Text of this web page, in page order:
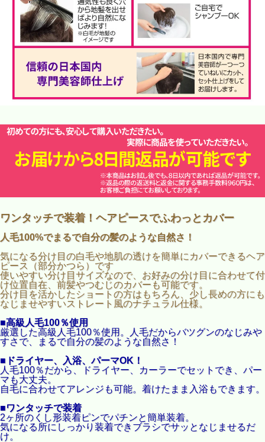
ワンタッチで装着！ヘアピースでふわっとカバー
人毛100%でまるで自分の髪のような自然さ！
気になる分け目の白毛や地肌の透けを簡単にカバーできるヘア
ピース（部分かつら）です
使いやすい分け目サイズなので、お好みの分け目に合わせて付
け位置自在、前髪やつむじのカバーも可能です。
分け目を活かしたショートの方はもちろん、少し長めの方にも
なじませやすいストレート風のナチュラル仕様。
■高級人毛100％使用
厳選した高級人毛100％使用。人毛だからバツグンのなじみや
すさで、まるで自分の髪のような自然さ！
■ドライヤー、入浴、パーマOK！
人毛100％だから、ドライヤー、カーラーでセットでき、パー
マも大丈夫。
自毛に合わせてアレンジも可能。着けたまま入浴もできます。
■ワンタッチで装着
2ヶ所のくし形装着ピンでパチンと簡単装着。
気になる所にしっかり装着できブラシでサッとなじませるだ
け。